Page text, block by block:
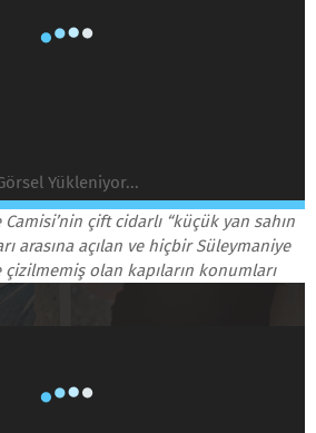
Yükleniyor...
Camisi’nin çift cidarlı “küçük yan sahın
arasına açılan ve hiçbir Süleymaniye
olan kapıların konumları